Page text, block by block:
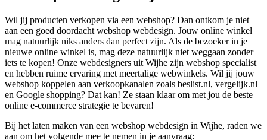
Wil jij producten verkopen via een webshop? Dan ontkom je niet
aan een goed doordacht webshop webdesign. Jouw online winkel
mag natuurlijk niks anders dan perfect zijn. Als de bezoeker in je
nieuwe online winkel is, mag deze natuurlijk niet weggaan zonder
iets te kopen! Onze webdesigners uit Wijhe zijn webshop specialist
en hebben ruime ervaring met meertalige webwinkels. Wil jij jouw
webshop koppelen aan verkoopkanalen zoals beslist.nl, vergelijk.nl
en Google shopping? Dat kan! Ze staan klaar om met jou de beste
online e-commerce strategie te bevaren!
Bij het laten maken van een webshop webdesign in Wijhe, raden we
aan om het volgende mee te nemen in je aanvraag: